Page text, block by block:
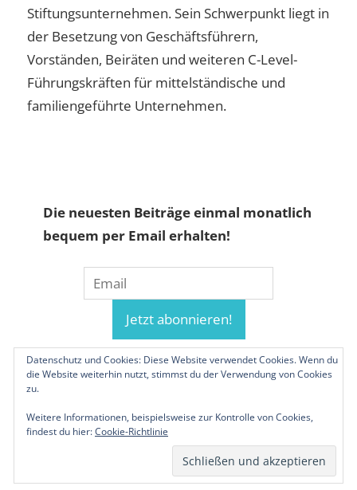
Stiftungsunternehmen. Sein Schwerpunkt liegt in
der Besetzung von Geschäftsführern,
Vorständen, Beiräten und weiteren C-Level-
Führungskräften für mittelständische und
familiengeführte Unternehmen.
Die neuesten Beiträge einmal monatlich
bequem per Email erhalten!
© 2019-2026 Familienunternehmen.eu. Alle
Rechte vorbehalten.
Datenschutz und Cookies: Diese Website verwendet Cookies. Wenn du
die Website weiterhin nutzt, stimmst du der Verwendung von Cookies
zu.
Weitere Informationen, beispielsweise zur Kontrolle von Cookies,
findest du hier:Cookie-Richtlinie